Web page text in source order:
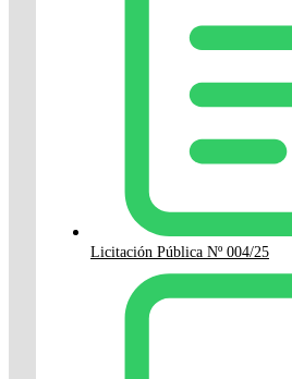
Licitación Pública Nº 004/25